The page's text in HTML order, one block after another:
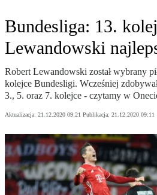
Bundesliga: 13.
Lewandowski
Robert Lewandowski został wybrany
kolejce Bundesligi. Wcześniej
3., 5. oraz 7. kolejce - czytamy w
Aktualizacja: 21.12.2020 09:21 Publikacja: 21.12.2020 09:11